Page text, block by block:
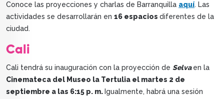
Conoce las proyecciones y charlas de Barranquilla aquí. Las
actividades se desarrollarán en 16 espacios diferentes de la
ciudad.
Cali
Cali tendrá su inauguración con la proyección de Selvaen la
Cinemateca del Museo la Tertulia el martes 2 de
septiembre a las 6:15 p. m. Igualmente, habrá una sesión